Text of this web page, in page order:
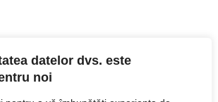
datelor dvs. este
noi